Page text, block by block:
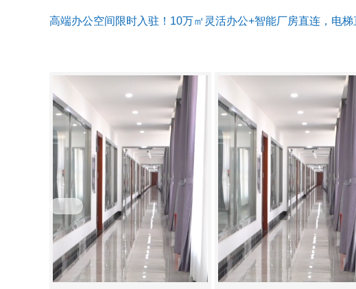
高端办公空间限时入驻！10万㎡灵活办公+智能厂房直连，电梯